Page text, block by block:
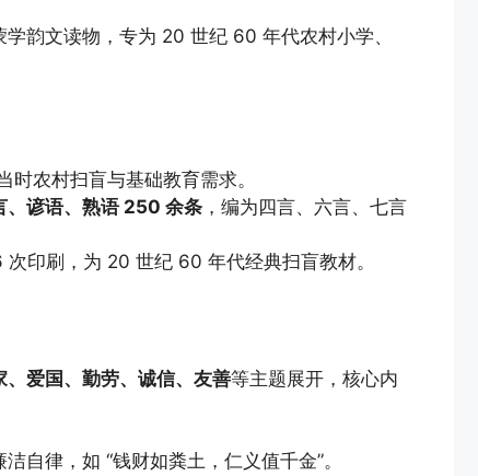
学韵文读物，专为 20 世纪 60 年代农村小学、
时农村扫盲与基础教育需求。
、谚语、熟语 250 余条 ，编为四言、六言、七言
印刷，为 20 世纪 60 年代经典扫盲教材。
爱国、勤劳、诚信、友善等主题展开，核心内
自律，如 “钱财如粪土，仁义值千金”。